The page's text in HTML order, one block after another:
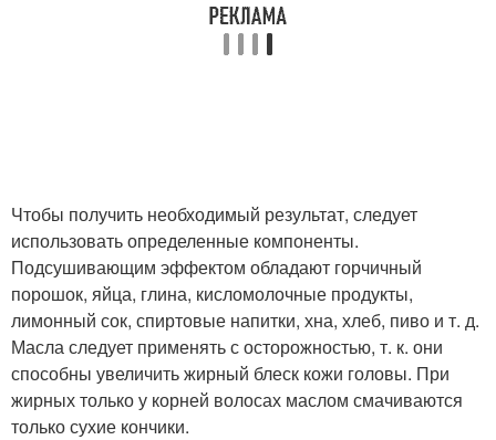
Чтобы получить необходимый результат, следует
использовать определенные компоненты.
Подсушивающим эффектом обладают горчичный
порошок, яйца, глина, кисломолочные продукты,
лимонный сок, спиртовые напитки, хна, хлеб, пиво и т. д.
Масла следует применять с осторожностью, т. к. они
способны увеличить жирный блеск кожи головы. При
жирных только у корней волосах маслом смачиваются
только сухие кончики.